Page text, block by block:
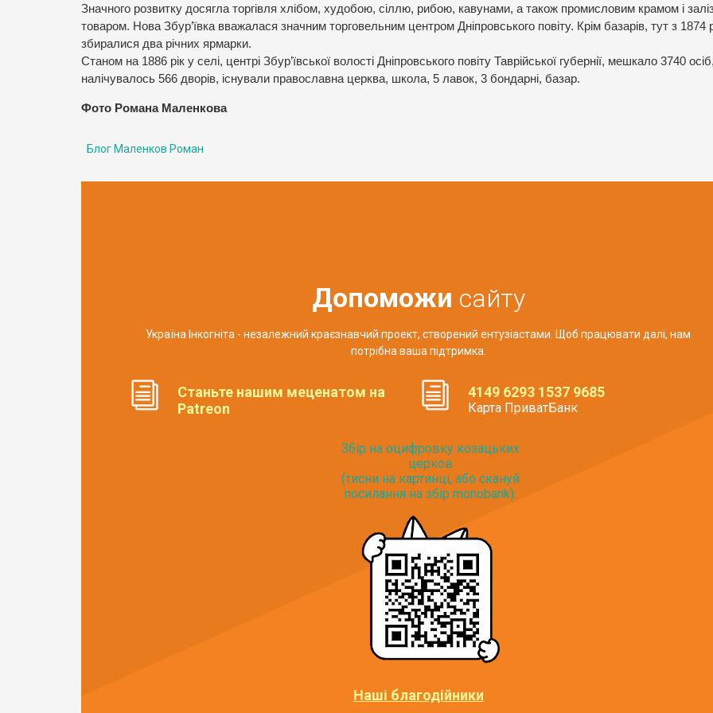
Значного розвитку досягла торгівля хлібом, худобою, сіллю, рибою, кавунами, а також промисловим крамом і
товаром. Нова Збур’ївка вважалася значним торговельним центром Дніпровського повіту. Крім базарів, тут з 1874
збиралися два річних ярмарки.
Станом на 1886 рік у селі, центрі Збур’ївської волості Дніпровського повіту Таврійської губернії, мешкало 3740 осіб,
налічувалось 566 дворів, існували православна церква, школа, 5 лавок, 3 бондарні, базар.
Фото Романа Маленкова
Блог Маленков Роман
Допоможи сайту
Україна Інкогніта - незалежний краєзнавчий проект, створений ентузіастами. Щоб працювати далі, нам
потрібна ваша підтримка.
Станьте нашим меценатом на
Patreon
4149 6293 1537 9685
Карта ПриватБанк
Збір на оцифровку козацьких
церков
(тисни на картинці, або скануй
посилання на збір monobank):
Наші благодійники